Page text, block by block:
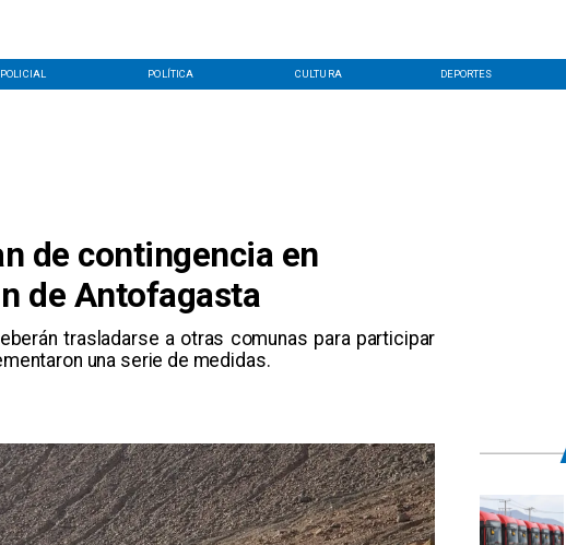
POLICIAL POLÍTICA CULTURA DEPORTES
de contingencia en
de Antofagasta
trasladarse a otras comunas para participar
una serie de medidas.